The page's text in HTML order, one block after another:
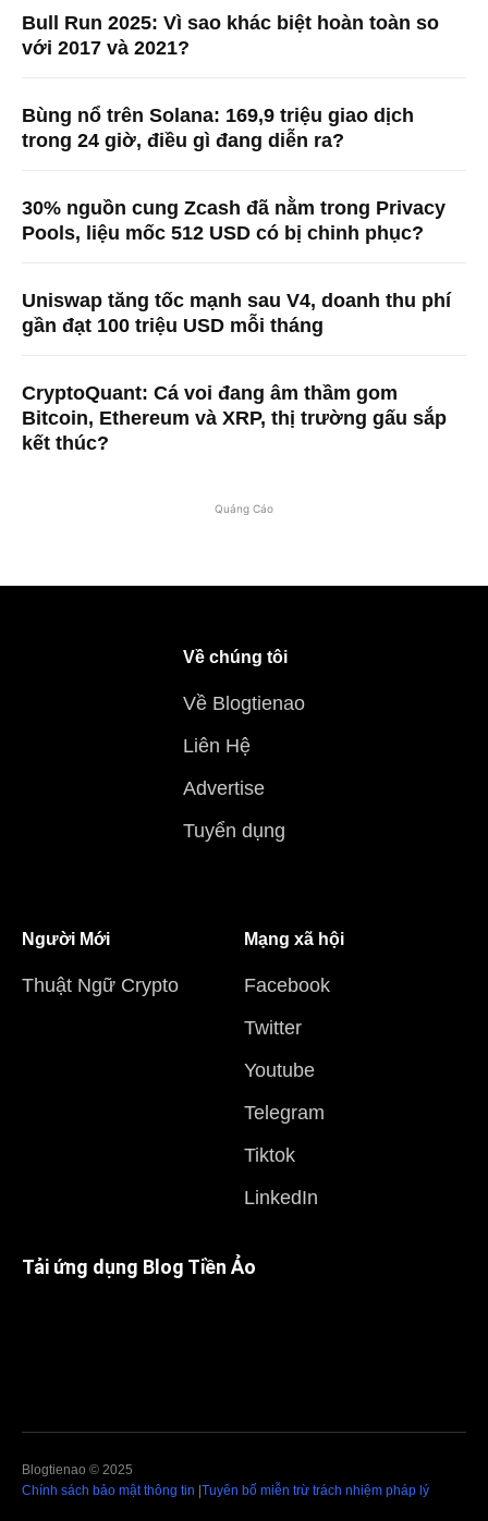
Bull Run 2025: Vì sao khác biệt hoàn toàn so
với 2017 và 2021?
Bùng nổ trên Solana: 169,9 triệu giao dịch
trong 24 giờ, điều gì đang diễn ra?
30% nguồn cung Zcash đã nằm trong Privacy
Pools, liệu mốc 512 USD có bị chinh phục?
Uniswap tăng tốc mạnh sau V4, doanh thu phí
gần đạt 100 triệu USD mỗi tháng
CryptoQuant: Cá voi đang âm thầm gom
Bitcoin, Ethereum và XRP, thị trường gấu sắp
kết thúc?
Quảng Cáo
Về chúng tôi
Về Blogtienao
Liên Hệ
Advertise
Tuyển dụng
Người Mới
Thuật Ngữ Crypto
Mạng xã hội
Facebook
Twitter
Youtube
Telegram
Tiktok
LinkedIn
Tải ứng dụng Blog Tiền Ảo
Blogtienao © 2025
Chính sách bảo mật thông tin |Tuyên bố miễn trừ trách nhiệm pháp lý